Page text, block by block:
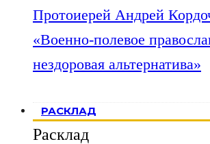
Протоиерей Андрей
«Военно-полевое
нездоровая альтернатива»
РАСКЛАД
Расклад